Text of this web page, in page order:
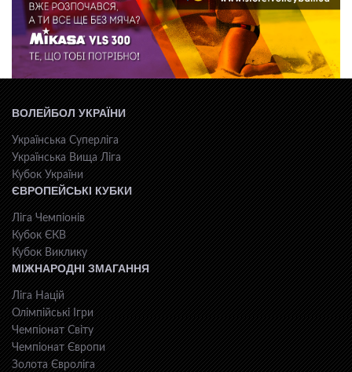
ВОЛЕЙБОЛ УКРАЇНИ
Українська Суперліга
Українська Вища Ліга
Кубок України
ЄВРОПЕЙСЬКІ КУБКИ
Ліга Чемпіонів
Кубок ЄКВ
Кубок Виклику
МІЖНАРОДНІ ЗМАГАННЯ
Ліга Націй
Олімпійські Ігри
Чемпіонат Світу
Чемпіонат Європи
Золота Євроліга